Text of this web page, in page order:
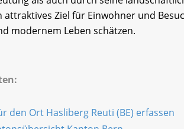
attraktives Ziel für Einwohner und
modernem Leben schätzen.
den Ort Hasliberg Reuti (BE) erfassen